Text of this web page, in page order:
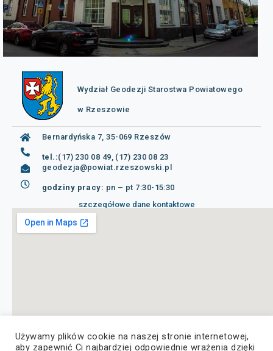
Wydział Geodezji Starostwa Powiatowego
w Rzeszowie
Bernardyńska 7, 35-069 Rzeszów
tel.:(17) 230 08 49, (17) 230 08 23
geodezja@powiat.rzeszowski.pl
godziny pracy: pn – pt 7:30-15:30
szczegółowe dane kontaktowe
Używamy plików cookie na naszej stronie internetowej,
aby zapewnić Ci najbardziej odpowiednie wrażenia dzięki